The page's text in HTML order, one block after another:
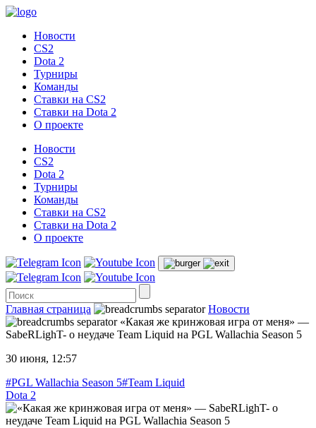
Новости
CS2
Dota 2
Турниры
Команды
Ставки на CS2
Ставки на Dota 2
О проекте
Новости
CS2
Dota 2
Турниры
Команды
Ставки на CS2
Ставки на Dota 2
О проекте
Главная страница
Новости
«Какая же кринжовая игра от меня» —
SabeRLighT- о неудаче Team Liquid на PGL Wallachia Season 5
30 июня, 12:57
#PGL Wallachia Season 5#Team Liquid
Dota 2